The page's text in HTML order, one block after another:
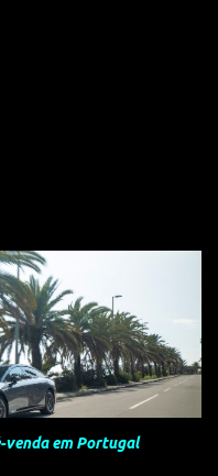
venda em Portugal